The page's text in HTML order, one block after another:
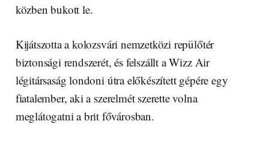
közben bukott le.
Kijátszotta a kolozsvári nemzetközi repülőtér
biztonsági rendszerét, és felszállt a Wizz Air
légitársaság londoni útra előkészített gépére egy
fiatalember, aki a szerelmét szerette volna
meglátogatni a brit fővárosban.